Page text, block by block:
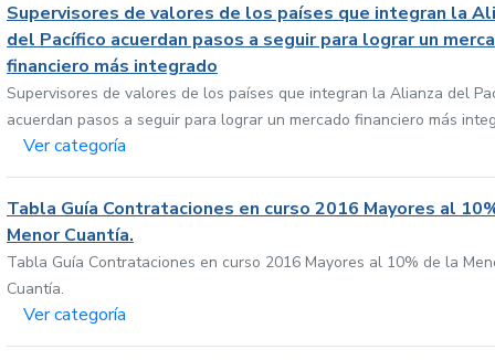
Supervisores de valores de los países que integran la
del Pacífico acuerdan pasos a seguir para lograr un
financiero más integrado
Supervisores de valores de los países que integran la Alianza del
acuerdan pasos a seguir para lograr un mercado financiero más
Ver categoría
Tabla Guía Contrataciones en curso 2016 Mayores al
Menor Cuantía.
Tabla Guía Contrataciones en curso 2016 Mayores al 10% de la
Cuantía.
Ver categoría